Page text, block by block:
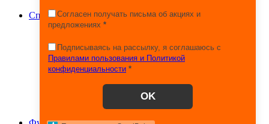
Спортивные товары
Фитнес, йога, пилатес
Игровые виды спорта
Единоборства
Турники
Сопутствующие товары
Шейкеры, бутылки, контейнеры
Согласен получать письма об акциях и
предложениях *
Подписываясь на рассылку, я соглашаюсь с
Правилами пользования и Политикой
конфиденциальности *
OK